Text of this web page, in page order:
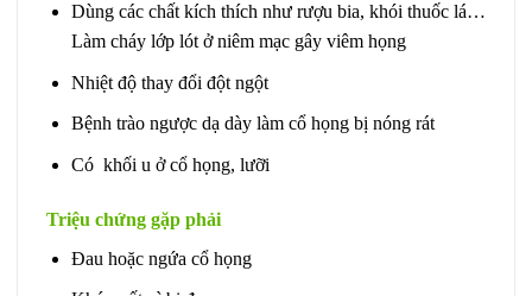
Dùng các chất kích thích như rượu bia, khói thuốc lá…
Làm cháy lớp lót ở niêm mạc gây viêm họng
Nhiệt độ thay đổi đột ngột
Bệnh trào ngược dạ dày làm cổ họng bị nóng rát
Có khối u ở cổ họng, lưỡi
Triệu chứng gặp phải
Đau hoặc ngứa cổ họng